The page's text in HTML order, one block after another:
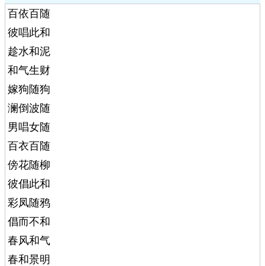
百依百随
彼唱此和
趁水和泥
和气生财
嫁狗随狗
澜倒波随
男唱女随
百衣百随
傍花随柳
彼倡此和
彩凤随鸦
倡而不和
春风和气
春和景明